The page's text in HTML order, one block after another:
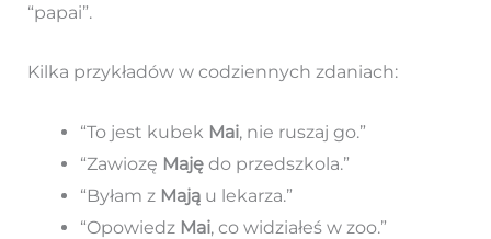
“papai”.
Kilka przykładów w codziennych zdaniach:
“To jest kubek Mai, nie ruszaj go.”
“Zawiozę Majędo przedszkola.”
“Byłam z Mająu lekarza.”
“Opowiedz Mai, co widziałeś w zoo.”